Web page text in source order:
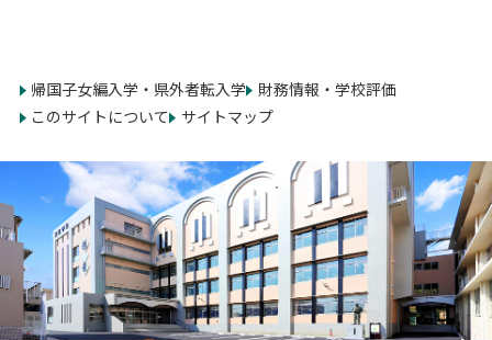
帰国子女編入学・県外者転入学
財務情報・学校評価
このサイトについて
サイトマップ